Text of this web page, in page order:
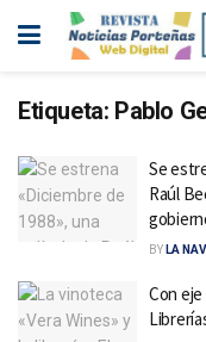
Etiqueta: Pablo
Se
Raúl
BY LA
Con eje